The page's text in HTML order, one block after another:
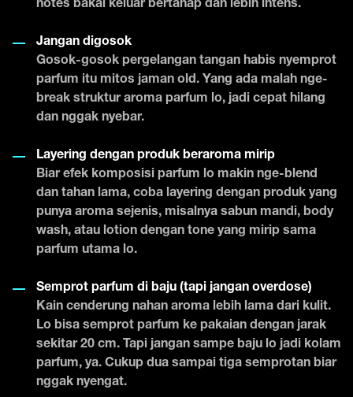
notes bakal keluar bertahap dan lebih intens.
Jangan digosok
Gosok-gosok pergelangan tangan habis nyemprot
parfum itu mitos jaman old. Yang ada malah nge-
break struktur aroma parfum lo, jadi cepat hilang
dan nggak nyebar.
Layering dengan produk beraroma mirip
Biar efek komposisi parfum lo makin nge-blend
dan tahan lama, coba layering dengan produk yang
punya aroma sejenis, misalnya sabun mandi, body
wash, atau lotion dengan tone yang mirip sama
parfum utama lo.
Semprot parfum di baju (tapi jangan overdose)
Kain cenderung nahan aroma lebih lama dari kulit.
Lo bisa semprot parfum ke pakaian dengan jarak
sekitar 20 cm. Tapi jangan sampe baju lo jadi kolam
parfum, ya. Cukup dua sampai tiga semprotan biar
nggak nyengat.